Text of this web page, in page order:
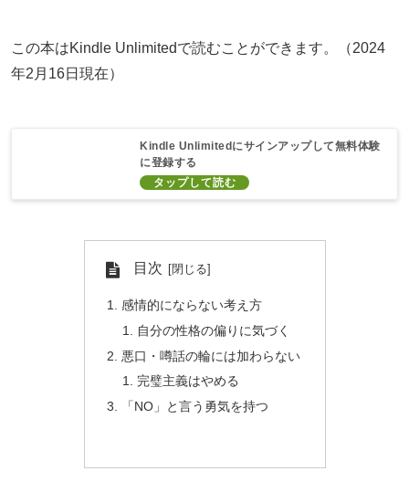
この本はKindle Unlimitedで読むことができます。（2024
年2月16日現在）
Kindle Unlimitedにサインアップして無料体験
に登録する
目次
感情的にならない考え方
自分の性格の偏りに気づく
悪口・噂話の輪には加わらない
完璧主義はやめる
「NO」と言う勇気を持つ